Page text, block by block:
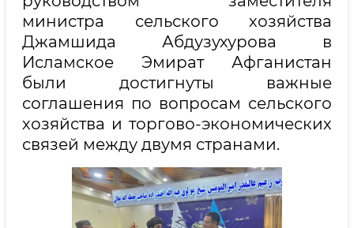
министра сельского хозяйства
Джамшида Абдузухурова в
Исламское Эмират Афганистан
были достигнуты важные
соглашения по вопросам сельского
хозяйства и торгово-экономических
связей между двумя странами.